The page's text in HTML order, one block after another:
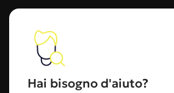
Hai bisogno d'aiuto?